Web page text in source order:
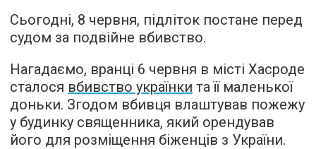
Сьогодні, 8 червня, підліток постане перед
судом за подвійне вбивство.
Нагадаємо, вранці 6 червня в місті Хасроде
сталося вбивство українки та її маленької
доньки. Згодом вбивця влаштував пожежу
у будинку священника, який орендував
його для розміщення біженців з України.